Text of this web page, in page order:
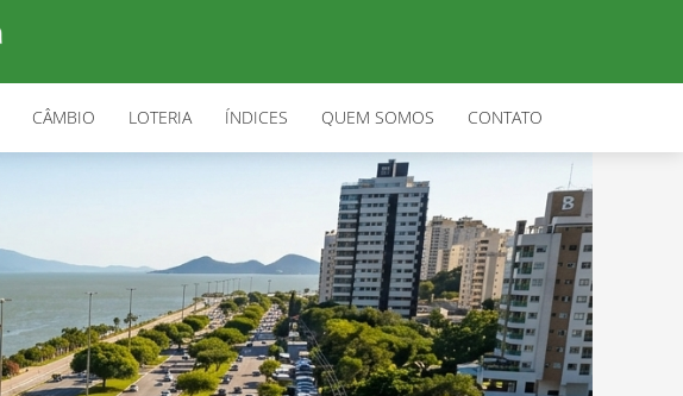
CÂMBIO LOTERIA ÍNDICES QUEM SOMOS CONTATO